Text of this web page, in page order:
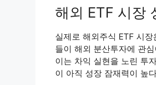
해외 ETF 시장
실제로 해외주식 ETF 시
들이 해외 분산투자에 관
이는 차익 실현을 노린 투
이 아직 성장 잠재력이 높